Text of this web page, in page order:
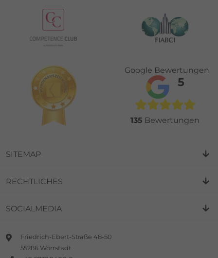
Google Bewertungen
5
135 Bewertungen
SITEMAP
RECHTLICHES
SOCIALMEDIA
Friedrich-Ebert-Straße 48-50
55286 Wörrstadt